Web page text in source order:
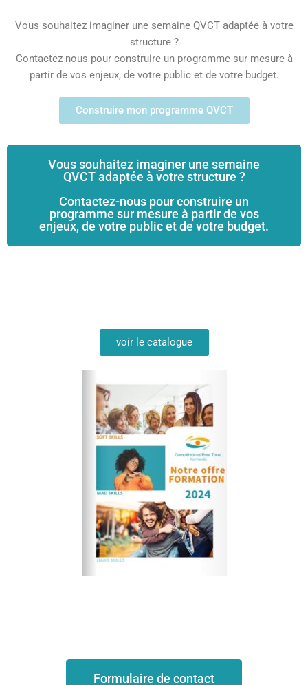
Vous souhaitez imaginer une semaine QVCT adaptée à votre
structure ?
Contactez-nous pour construire un programme sur mesure à
partir de vos enjeux, de votre public et de votre budget.
Construire mon programme QVCT
Vous souhaitez imaginer une semaine
QVCT adaptée à votre structure ?
Contactez-nous pour construire un
programme sur mesure à partir de vos
enjeux, de votre public et de votre budget.
voir le catalogue
Formulaire de contact